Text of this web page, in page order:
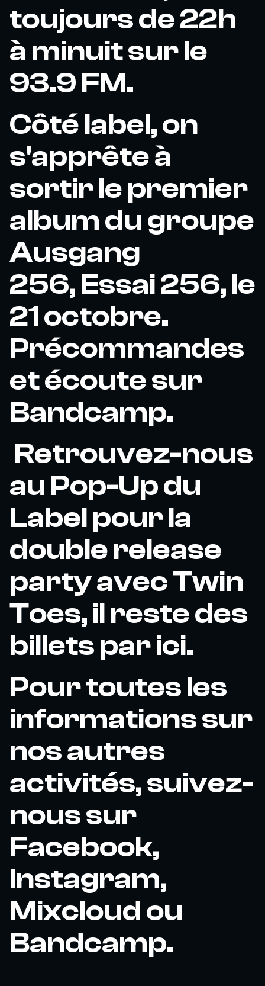
toujours de 22h
à minuit sur le
93.9 FM.
Côté label, on
s'apprête à
sortir le premier
album du groupe
Ausgang
256, Essai 256, le
21 octobre.
Précommandes
et écoute sur
Bandcamp.
Retrouvez-nous
au Pop-Up du
Label pour la
double release
party avec Twin
Toes, il reste des
billets par ici.
Pour toutes les
informations sur
nos autres
activités, suivez-
nous sur
Facebook,
Instagram,
Mixcloud ou
Bandcamp.